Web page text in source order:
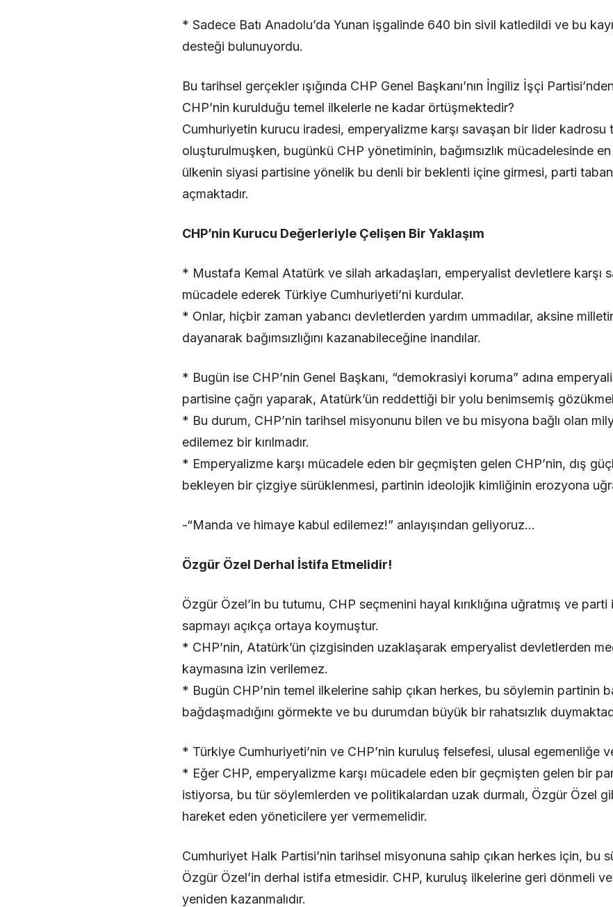
* Sadece Batı Anadolu’da Yunan işgalinde 640 bin sivil katledildi ve bu
desteği bulunuyordu.
Bu tarihsel gerçekler ışığında CHP Genel Başkanı’nın İngiliz İşçi
CHP’nin kurulduğu temel ilkelerle ne kadar örtüşmektedir?
Cumhuriyetin kurucu iradesi, emperyalizme karşı savaşan bir lider kadrosu
oluşturulmuşken, bugünkü CHP yönetiminin, bağımsızlık mücadelesinde
ülkenin siyasi partisine yönelik bu denli bir beklenti içine girmesi, parti
açmaktadır.
CHP’nin Kurucu Değerleriyle Çelişen Bir Yaklaşım
* Mustafa Kemal Atatürk ve silah arkadaşları, emperyalist devletlere karşı
mücadele ederek Türkiye Cumhuriyeti’ni kurdular.
* Onlar, hiçbir zaman yabancı devletlerden yardım ummadılar, aksine
dayanarak bağımsızlığını kazanabileceğine inandılar.
* Bugün ise CHP’nin Genel Başkanı, “demokrasiyi koruma” adına
partisine çağrı yaparak, Atatürk’ün reddettiği bir yolu benimsemiş
* Bu durum, CHP’nin tarihsel misyonunu bilen ve bu misyona bağlı olan
edilemez bir kırılmadır.
* Emperyalizme karşı mücadele eden bir geçmişten gelen CHP’nin, dış
bekleyen bir çizgiye sürüklenmesi, partinin ideolojik kimliğinin erozyona
-“Manda ve himaye kabul edilemez!” anlayışından geliyoruz…
Özgür Özel Derhal İstifa Etmelidir!
Özgür Özel’in bu tutumu, CHP seçmenini hayal kırıklığına uğratmış ve
sapmayı açıkça ortaya koymuştur.
* CHP’nin, Atatürk’ün çizgisinden uzaklaşarak emperyalist devletlerden
kaymasına izin verilemez.
* Bugün CHP’nin temel ilkelerine sahip çıkan herkes, bu söylemin partinin
bağdaşmadığını görmekte ve bu durumdan büyük bir rahatsızlık
* Türkiye Cumhuriyeti’nin ve CHP’nin kuruluş felsefesi, ulusal egemenliğe ve
* Eğer CHP, emperyalizme karşı mücadele eden bir geçmişten gelen bir
istiyorsa, bu tür söylemlerden ve politikalardan uzak durmalı, Özgür Özel
hareket eden yöneticilere yer vermemelidir.
Cumhuriyet Halk Partisi’nin tarihsel misyonuna sahip çıkan herkes için, bu
Özgür Özel’in derhal istifa etmesidir. CHP, kuruluş ilkelerine geri dönmeli ve
yeniden kazanmalıdır.